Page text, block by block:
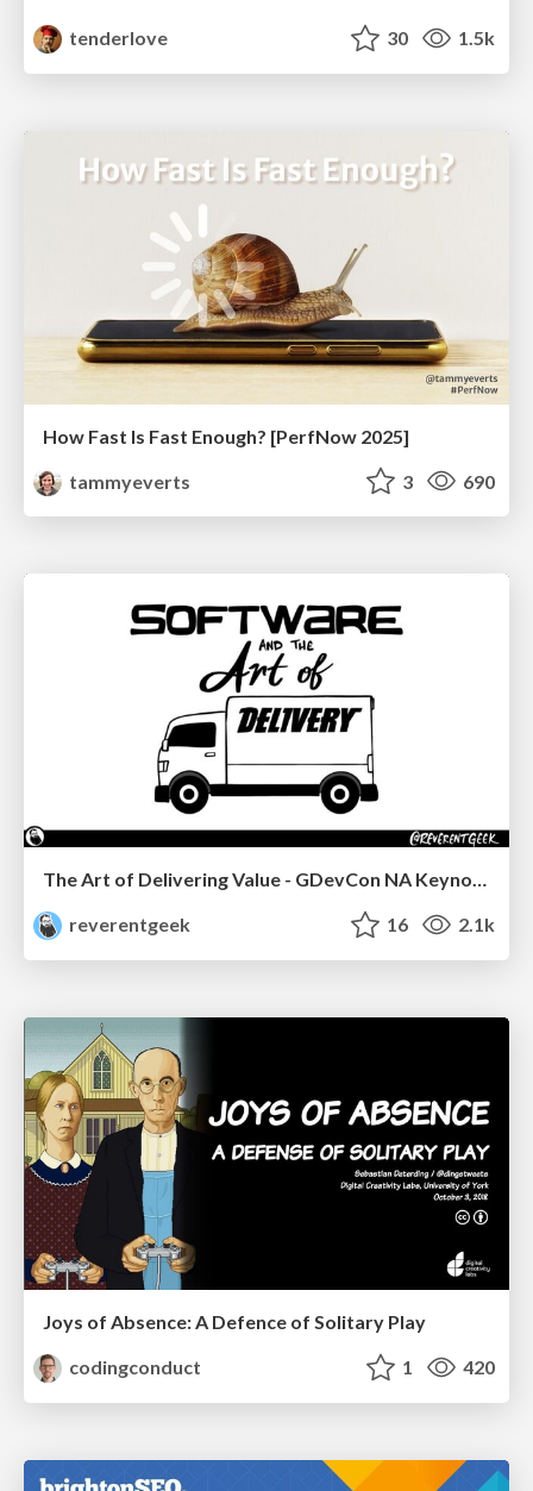
tenderlove
30 1.5k
How Fast Is Fast Enough? [PerfNow 2025]
tammyeverts
3 690
The Art of Delivering Value - GDevCon NA Keynote
reverentgeek
16 2.1k
Joys of Absence: A Defence of Solitary Play
codingconduct
1 420